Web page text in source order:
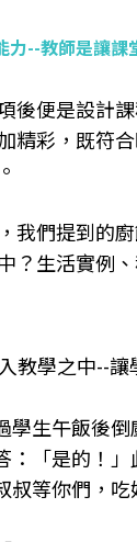
力--教師是讓課
後便是設計
精彩，既符
我們提到的
？生活實例
教學之中--
學生午飯後
：「是的！
叔等你們，吃